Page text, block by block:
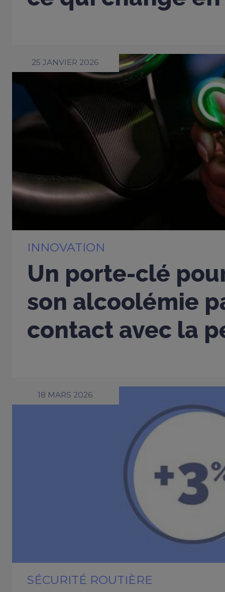
25 JANVIER 2026
INNOVATION
Un porte-clé
son alcoolémie
contact avec la
18 MARS 2026
SÉCURITÉ ROUTIÈRE